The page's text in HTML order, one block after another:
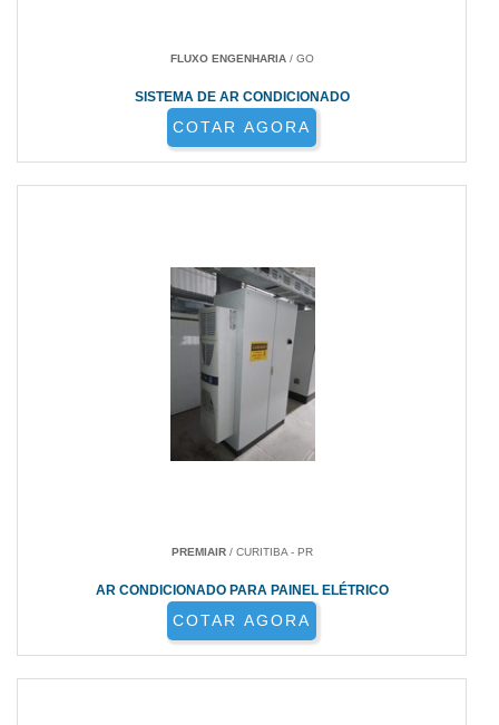
FLUXO ENGENHARIA/ GO
SISTEMA DE AR CONDICIONADO
COTAR AGORA
PREMIAIR/ CURITIBA - PR
AR CONDICIONADO PARA PAINEL ELÉTRICO
COTAR AGORA